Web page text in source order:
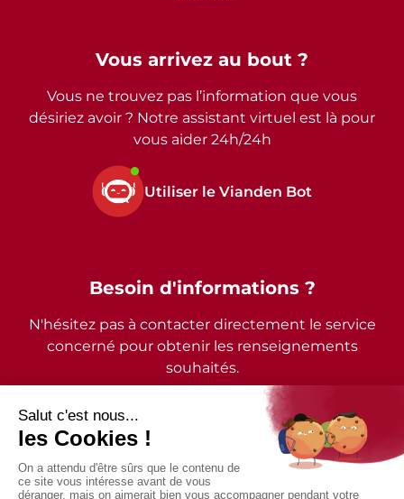
Vous arrivez au bout ?
Vous ne trouvez pas l’information que vous
désiriez avoir ? Notre assistant virtuel est là pour
vous aider 24h/24h
Utiliser le Vianden Bot
Besoin d'informations ?
N'hésitez pas à contacter directement le service
concerné pour obtenir les renseignements
souhaités.
2026 - © Commune de Vianden - Tous droits réservés
Politique de confidentialité